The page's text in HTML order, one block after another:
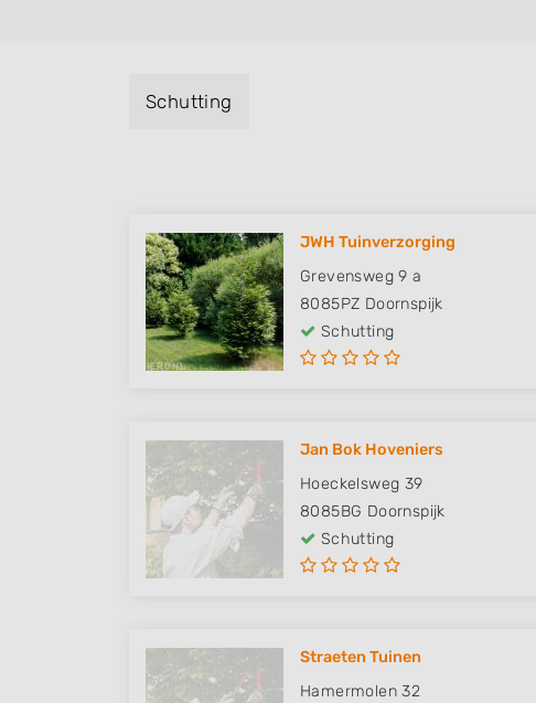
Schutting
JWH Tuinverzorging
Grevensweg 9 a
8085PZ Doornspijk
Schutting
Jan Bok Hoveniers
Hoeckelsweg 39
8085BG Doornspijk
Schutting
Straeten Tuinen
Hamermolen 32